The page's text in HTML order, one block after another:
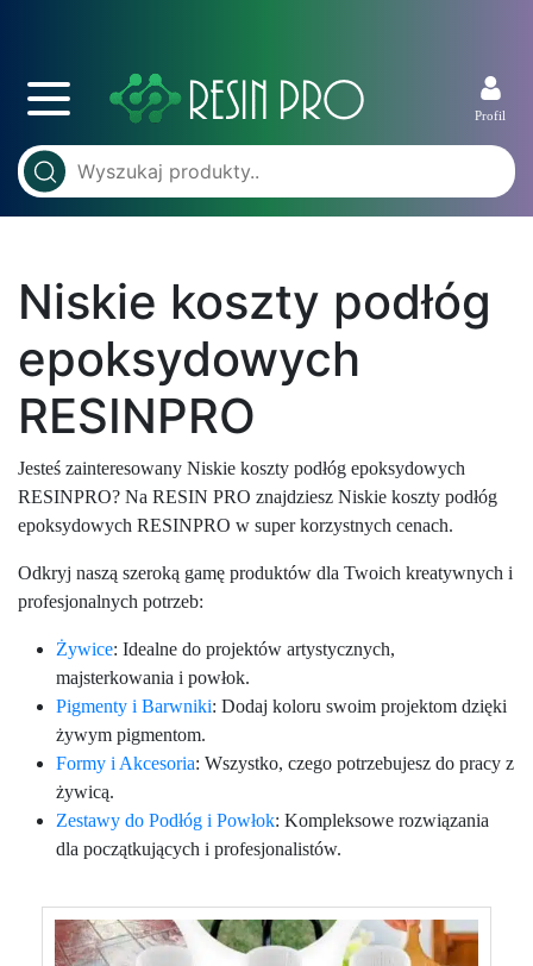
Profil
Niskie koszty podłóg
epoksydowych
RESINPRO
Jesteś zainteresowany Niskie koszty podłóg epoksydowych
RESINPRO? Na RESIN PRO znajdziesz Niskie koszty podłóg
epoksydowych RESINPRO w super korzystnych cenach.
Odkryj naszą szeroką gamę produktów dla Twoich kreatywnych i
profesjonalnych potrzeb:
Żywice: Idealne do projektów artystycznych,
majsterkowania i powłok.
Pigmenty i Barwniki: Dodaj koloru swoim projektom dzięki
żywym pigmentom.
Formy i Akcesoria: Wszystko, czego potrzebujesz do pracy z
żywicą.
Zestawy do Podłóg i Powłok: Kompleksowe rozwiązania
dla początkujących i profesjonalistów.